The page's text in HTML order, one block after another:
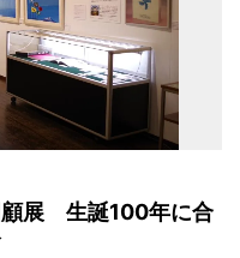
顧展 生誕100年に合